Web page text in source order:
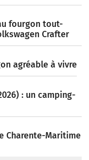
fourgon tout-
Crafter
agréable à vivre
: un camping-
Charente-Maritime